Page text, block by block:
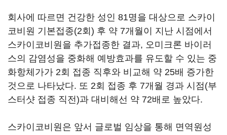
회사에 따르면 건강한 성인 81명을 대상으로 스카이
코비원 기본접종(2회) 후 약 7개월이 지난 시점에서
스카이코비원을 추가접종한 결과, 오미크론 바이러
스의 감염성을 중화해 예방효과를 유도할 수 있는 중
화항체가가 2회 접종 직후와 비교해 약 25배 증가한
것으로 나타났다. 또 2회 접종 후 7개월 경과 시점(부
스터샷 접종 직전)과 대비해선 약 72배로 높았다.
스카이코비원은 앞서 글로벌 임상을 통해 면역원성